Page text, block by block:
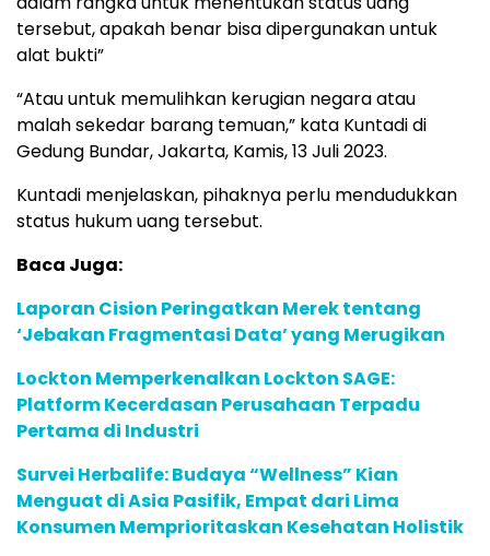
tersebut, apakah benar bisa dipergunakan untuk
alat bukti”
“Atau untuk memulihkan kerugian negara atau
malah sekedar barang temuan,” kata Kuntadi di
Gedung Bundar, Jakarta, Kamis, 13 Juli 2023.
Kuntadi menjelaskan, pihaknya perlu mendudukkan
status hukum uang tersebut.
Baca Juga:
Laporan Cision Peringatkan Merek tentang
‘Jebakan Fragmentasi Data’ yang Merugikan
Lockton Memperkenalkan Lockton SAGE:
Platform Kecerdasan Perusahaan Terpadu
Pertama di Industri
Survei Herbalife: Budaya “Wellness” Kian
Menguat di Asia Pasifik, Empat dari Lima
Konsumen Memprioritaskan Kesehatan Holistik